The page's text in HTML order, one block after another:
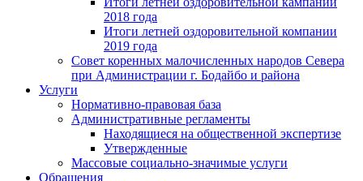
2018 года
Итоги летней оздоровительной компании
2019 года
Совет коренных малочисленных народов Севера
при Администрации г. Бодайбо и района
Услуги
Нормативно-правовая база
Административные регламенты
Находящиеся на общественной экспертизе
Утвержденные
Массовые социально-значимые услуги
Обращения